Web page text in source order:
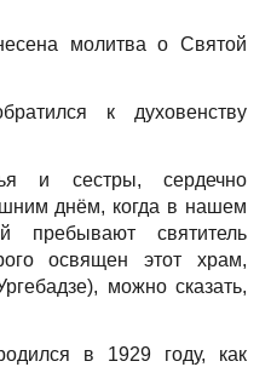
молитва о Святой
к духовенству
и сестры, сердечно
днём, когда в нашем
пребывают святитель
освящен этот храм,
можно сказать,
в 1929 году, как